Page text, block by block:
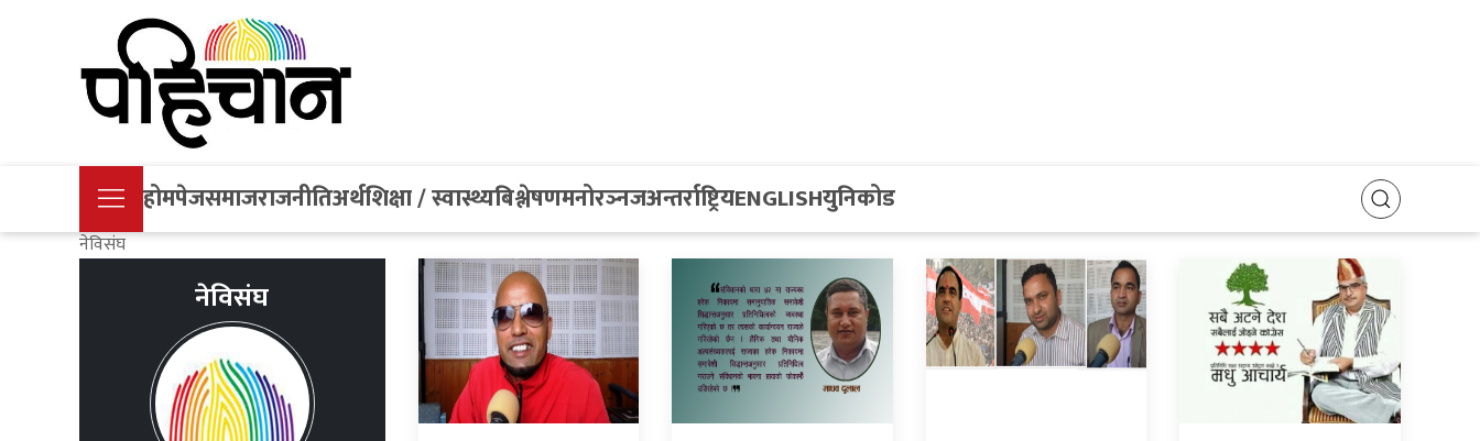
होमपेजसमाजराजनीतिअर्थशिक्षा / स्वास्थ्यबिश्लेषणमनोरञ्नजअन्तर्राष्ट्रियENGLISHयुनिकोड
नेविसंघ
नेविसंघ